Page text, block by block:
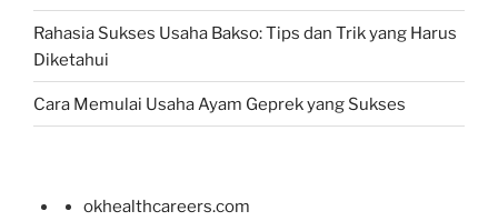
Rahasia Sukses Usaha Bakso: Tips dan Trik yang Harus
Diketahui
Cara Memulai Usaha Ayam Geprek yang Sukses
okhealthcareers.com